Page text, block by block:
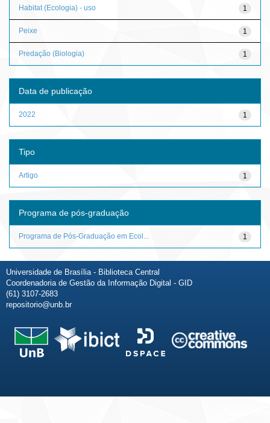
1
Habitat (Ecologia) - uso
1
Peixe
1
Predação (Biologia)
Data de publicação
1
2022
Tipo
1
Artigo
Programa de pós-graduação
1
Programa de Pós-Graduação em Ecol...
Universidade de Brasília - Biblioteca Central
Coordenadoria de Gestão da Informação Digital - GID
(61) 3107-2683
repositorio@unb.br